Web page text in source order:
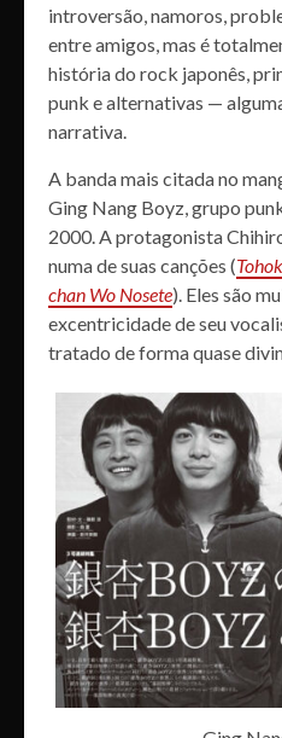
introversão, namoros,
entre amigos, mas é
história do rock japonês,
punk e alternativas —
narrativa.
A banda mais citada no
Ging Nang Boyz, grupo
2000. A protagonista
numa de suas canções (
chan Wo Nosete). Eles são
excentricidade de seu
tratado de forma quase